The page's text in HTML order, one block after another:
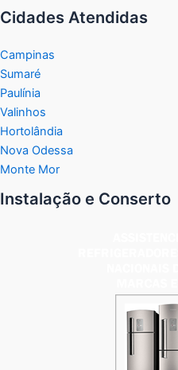
Cidades Atendidas
Campinas
Sumaré
Paulínia
Valinhos
Hortolândia
Nova Odessa
Monte Mor
Instalação e Conserto